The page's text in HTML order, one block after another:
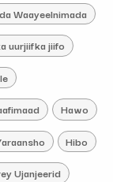
Waayeelnimada
uurjiifka jiifo
Hawo
Hibo
Ujanjeerid